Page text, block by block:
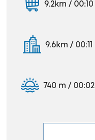
9.2km / 00:10
9.6km / 00:11
740 m / 00:02